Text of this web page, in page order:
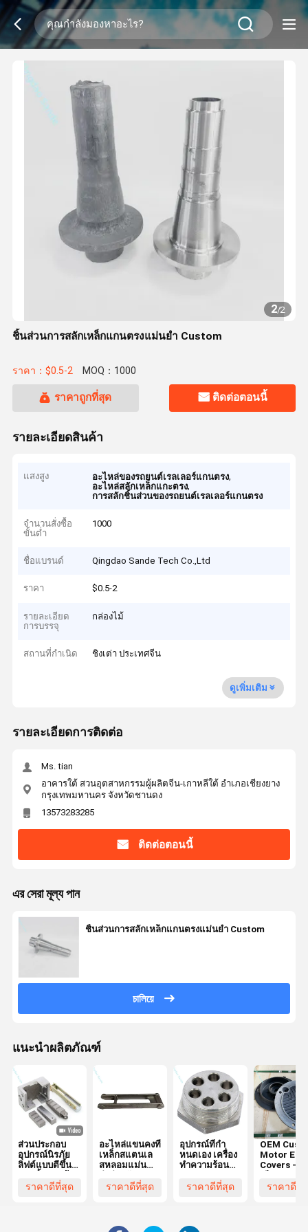
2/2
ชิ้นส่วนการสลักเหล็กแกนตรงแม่นยํา Custom
ราคา：$0.5-2 MOQ：1000
ราคาถูกที่สุด ติดต่อตอนนี้
รายละเอียดสินค้า
แสงสูง อะไหล่ของรถยนต์เรลเลอร์แกนตรง,
อะไหล่สลักเหล็กแกะตรง,
การสลักชิ้นส่วนของรถยนต์เรลเลอร์แกนตรง
จำนวนสั่งซื้อ
ขั้นต่ำ
1000
ชื่อแบรนด์ Qingdao Sande Tech Co.,Ltd
ราคา $0.5-2
รายละเอียด
การบรรจุ
กล่องไม้
สถานที่กำเนิด ชิงเต่า ประเทศจีน
ดูเพิ่มเติม
รายละเอียดการติดต่อ
Ms. tian
อาคารใต้ สวนอุตสาหกรรมผู้ผลิตจีน-เกาหลีใต้ อําเภอเชียงยาง
กรุงเทพมหานคร จังหวัดชานดง
13573283285
ติดต่อตอนนี้
এর সেরা মূল্য পান
ชิ้นส่วนการสลักเหล็กแกนตรงแม่นยํา Custom
চালিয়ে
แนะนำผลิตภัณฑ์
ส่วนประกอบ
อุปกรณ์นิรภัย
ลิฟต์แบบตีขึ้น
เบรก (เกรด
อุตสาหกรรม)
ราคาดีที่สุด
อะไหล่แขนคงที่
เหล็กสแตนเล
สหลอมแม่น
เครื่องจักร
ราคาดีที่สุด
อุปกรณ์ที่กํา
หนดเอง เครื่อง
ทําความร้อน
ราคาดีที่สุด
OEM
Motor End
Covers - อั
อะไหล่เหล็ก
ราคาดีที่